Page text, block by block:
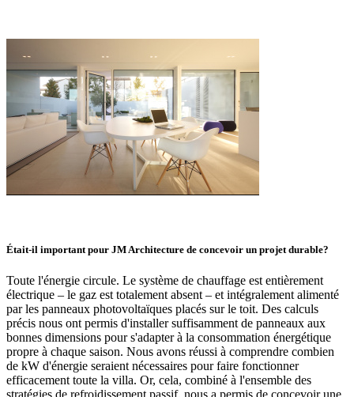
Était-il important pour JM Architecture de concevoir un projet durable?
Toute l'énergie circule. Le système de chauffage est entièrement
électrique – le gaz est totalement absent – et intégralement alimenté
par les panneaux photovoltaïques placés sur le toit. Des calculs
précis nous ont permis d'installer suffisamment de panneaux aux
bonnes dimensions pour s'adapter à la consommation énergétique
propre à chaque saison. Nous avons réussi à comprendre combien
de kW d'énergie seraient nécessaires pour faire fonctionner
efficacement toute la villa. Or, cela, combiné à l'ensemble des
stratégies de refroidissement passif, nous a permis de concevoir une